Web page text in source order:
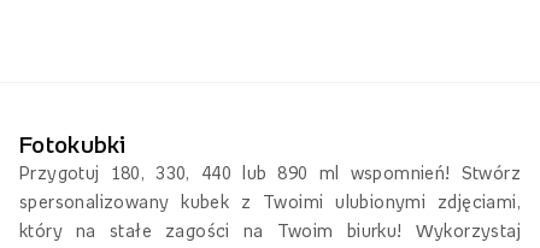
Fotokubki
Przygotuj 180, 330, 440 lub 890 ml wspomnień! Stwórz
spersonalizowany kubek z Twoimi ulubionymi zdjęciami,
który na stałe zagości na Twoim biurku! Wykorzystaj